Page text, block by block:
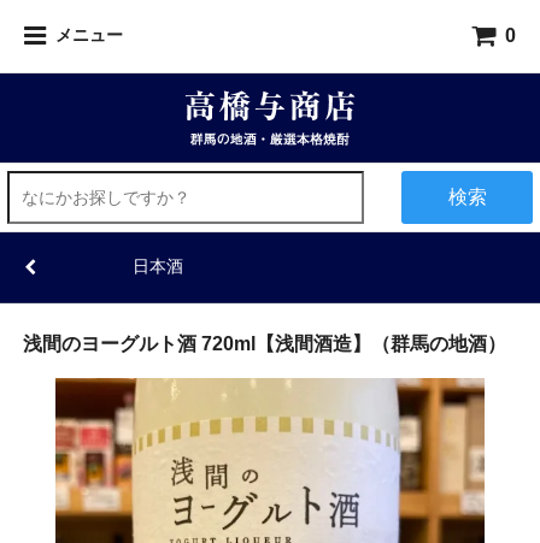
メニュー 0
検索
日本酒
浅間のヨーグルト酒 720ml【浅間酒造】（群馬の地酒）